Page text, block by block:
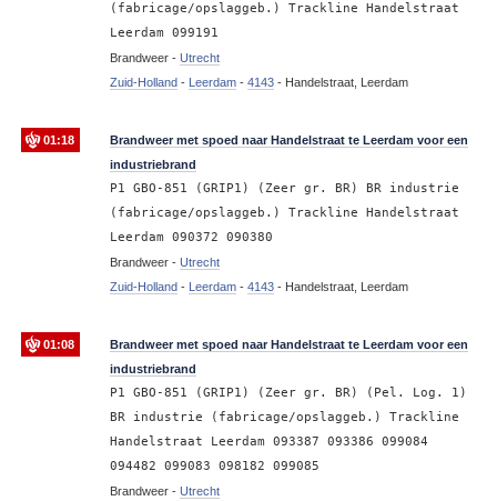
(fabricage/opslaggeb.) Trackline Handelstraat
Leerdam 099191
Brandweer - Utrecht
Zuid-Holland - Leerdam- 4143- Handelstraat, Leerdam
01:18
Brandweer met spoed naar Handelstraat te Leerdam voor een
industriebrand
P1 GBO-851 (GRIP1) (Zeer gr. BR) BR industrie
(fabricage/opslaggeb.) Trackline Handelstraat
Leerdam 090372 090380
Brandweer - Utrecht
Zuid-Holland - Leerdam- 4143- Handelstraat, Leerdam
01:08
Brandweer met spoed naar Handelstraat te Leerdam voor een
industriebrand
P1 GBO-851 (GRIP1) (Zeer gr. BR) (Pel. Log. 1)
BR industrie (fabricage/opslaggeb.) Trackline
Handelstraat Leerdam 093387 093386 099084
094482 099083 098182 099085
Brandweer - Utrecht